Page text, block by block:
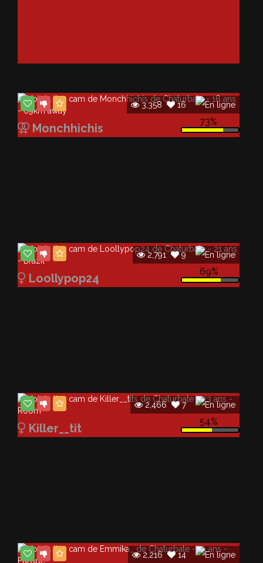
Publicité Publicité
3,358 16
Monchhichis 73%
2,791 9
Loollypop24 69%
2,466 7
Killer__tit 54%
2,216 14